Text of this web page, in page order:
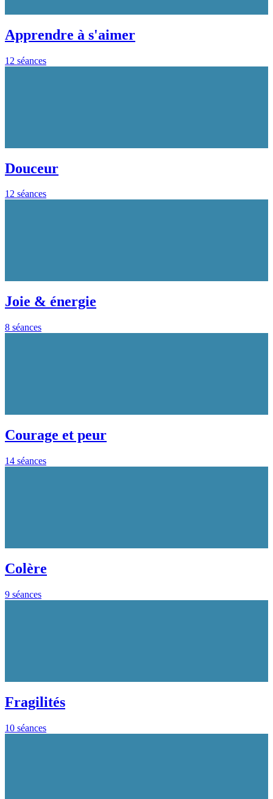
Apprendre à s'aimer
12 séances
Douceur
12 séances
Joie & énergie
8 séances
Courage et peur
14 séances
Colère
9 séances
Fragilités
10 séances